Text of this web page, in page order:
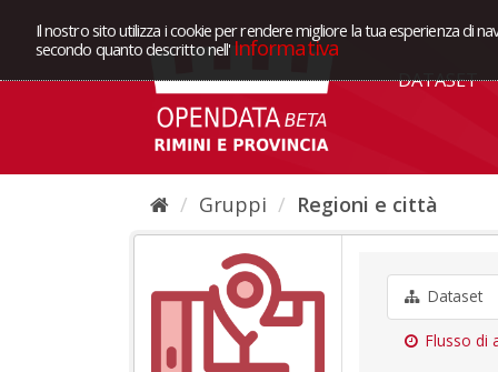
Il nostro sito utilizza i cookie per rendere migliore la tua esperienza di
secondo quanto descritto nell' Informativa
DATASET
Gruppi Regioni e città
Dataset
Flusso di